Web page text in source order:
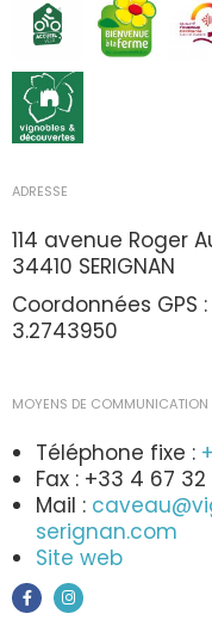
ADRESSE
114 avenue Roger
34410 SERIGNAN
Coordonnées GPS
3.2743950
MOYENS DE COMMUNICATION
Téléphone fixe :
Fax : +33 4 67
Mail :
serignan.com
Site web